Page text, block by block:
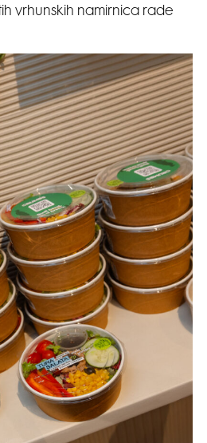
vrhunskih namirnica rade